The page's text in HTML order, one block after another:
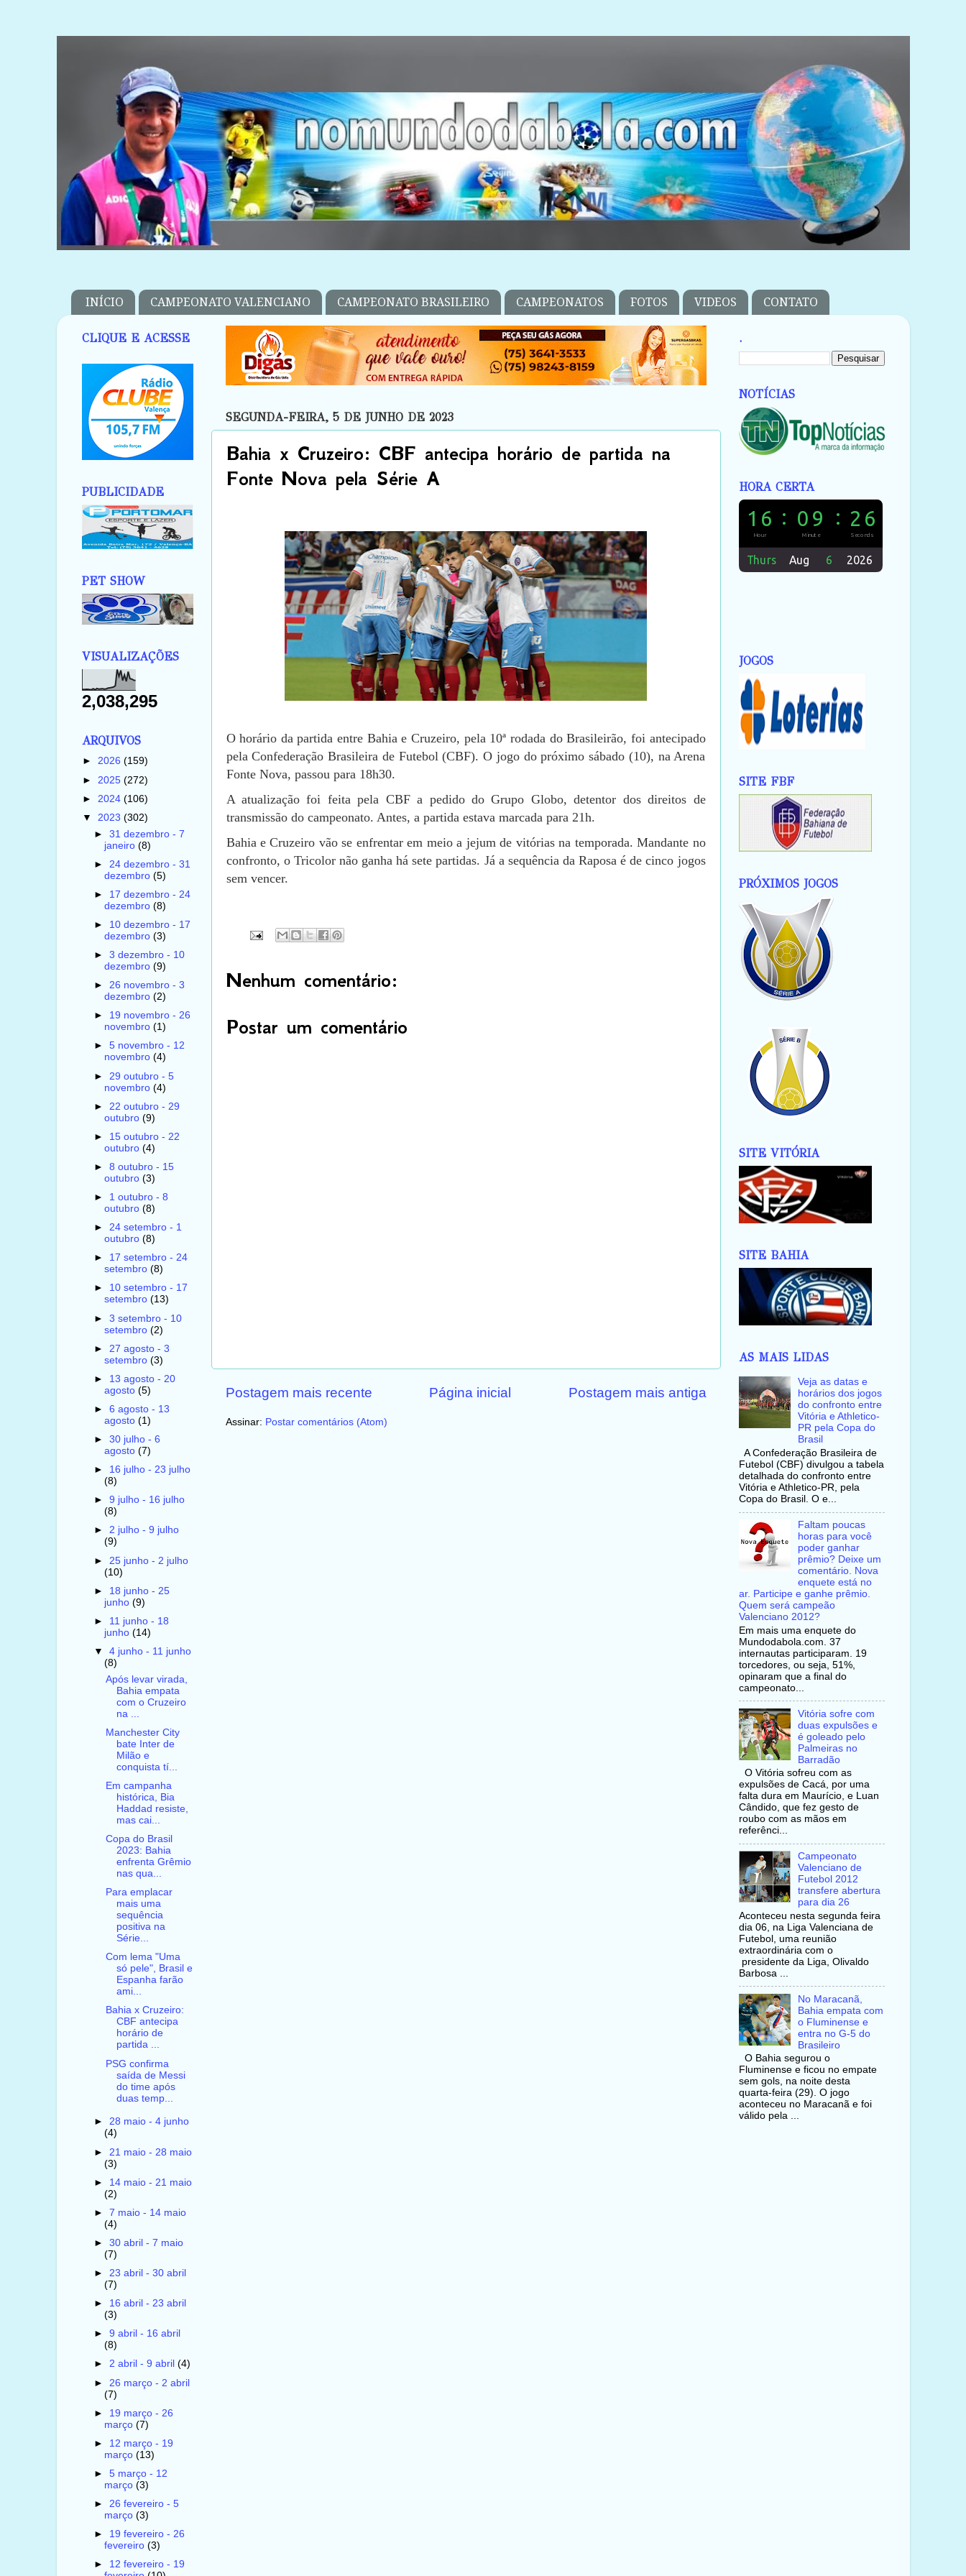
INÍCIO CAMPEONATO VALENCIANO CAMPEONATO BRASILEIRO CAMPEONATOS FOTOS VIDEOS CONTATO
SEGUNDA-FEIRA, 5 DE JUNHO DE 2023
Bahia x Cruzeiro: CBF antecipa horário de partida na
Fonte Nova pela Série A
O horário da partida entre Bahia e Cruzeiro, pela 10ª rodada do Brasileirão, foi antecipado
pela Confederação Brasileira de Futebol (CBF). O jogo do próximo sábado (10), na Arena
Fonte Nova, passou para 18h30.
A atualização foi feita pela CBF a pedido do Grupo Globo, detentor dos direitos de
transmissão do campeonato. Antes, a partida estava marcada para 21h.
Bahia e Cruzeiro vão se enfrentar em meio a jejum de vitórias na temporada. Mandante no
confronto, o Tricolor não ganha há sete partidas. Já a sequência da Raposa é de cinco jogos
sem vencer.
Nenhum comentário:
Postar um comentário
Postagem mais recente Postagem mais antiga
Página inicial
Assinar: Postar comentários (Atom)
CLIQUE E ACESSE
PUBLICIDADE
PET SHOW
VISUALIZAÇÕES
2,038,295
ARQUIVOS
► 2026 (159)
► 2025 (272)
► 2024 (106)
▼ 2023 (302)
► 31 dezembro - 7
janeiro (8)
► 24 dezembro - 31
dezembro (5)
► 17 dezembro - 24
dezembro (8)
► 10 dezembro - 17
dezembro (3)
► 3 dezembro - 10
dezembro (9)
► 26 novembro - 3
dezembro (2)
► 19 novembro - 26
novembro (1)
► 5 novembro - 12
novembro (4)
► 29 outubro - 5
novembro (4)
► 22 outubro - 29
outubro (9)
► 15 outubro - 22
outubro (4)
► 8 outubro - 15
outubro (3)
► 1 outubro - 8
outubro (8)
► 24 setembro - 1
outubro (8)
► 17 setembro - 24
setembro (8)
► 10 setembro - 17
setembro (13)
► 3 setembro - 10
setembro (2)
► 27 agosto - 3
setembro (3)
► 13 agosto - 20
agosto (5)
► 6 agosto - 13
agosto (1)
► 30 julho - 6
agosto (7)
► 16 julho - 23 julho
(8)
► 9 julho - 16 julho
(8)
► 2 julho - 9 julho
(9)
► 25 junho - 2 julho
(10)
► 18 junho - 25
junho (9)
► 11 junho - 18
junho (14)
▼ 4 junho - 11 junho
(8)
Após levar virada,
Bahia empata
com o Cruzeiro
na ...
Manchester City
bate Inter de
Milão e
conquista tí...
Em campanha
histórica, Bia
Haddad resiste,
mas cai...
Copa do Brasil
2023: Bahia
enfrenta Grêmio
nas qua...
Para emplacar
mais uma
sequência
positiva na
Série...
Com lema "Uma
só pele", Brasil e
Espanha farão
ami...
Bahia x Cruzeiro:
CBF antecipa
horário de
partida ...
PSG confirma
saída de Messi
do time após
duas temp...
► 28 maio - 4 junho
(4)
► 21 maio - 28 maio
(3)
► 14 maio - 21 maio
(2)
► 7 maio - 14 maio
(4)
► 30 abril - 7 maio
(7)
► 23 abril - 30 abril
(7)
► 16 abril - 23 abril
(3)
► 9 abril - 16 abril
(8)
► 2 abril - 9 abril (4)
► 26 março - 2 abril
(7)
► 19 março - 26
março (7)
► 12 março - 19
março (13)
► 5 março - 12
março (3)
► 26 fevereiro - 5
março (3)
► 19 fevereiro - 26
fevereiro (3)
► 12 fevereiro - 19
.
NOTÍCIAS
HORA CERTA
JOGOS
SITE FBF
PRÓXIMOS JOGOS
SITE VITÓRIA
SITE BAHIA
AS MAIS LIDAS
Veja as datas e
horários dos jogos
do confronto entre
Vitória e Athletico-
PR pela Copa do
Brasil
A Confederação Brasileira de
Futebol (CBF) divulgou a tabela
detalhada do confronto entre
Vitória e Athletico-PR, pela
Copa do Brasil. O e...
Faltam poucas
horas para você
poder ganhar
prêmio? Deixe um
comentário. Nova
enquete está no
ar. Participe e ganhe prêmio.
Quem será campeão
Valenciano 2012?
Em mais uma enquete do
Mundodabola.com. 37
internautas participaram. 19
torcedores, ou seja, 51%,
opinaram que a final do
campeonato...
Vitória sofre com
duas expulsões e
é goleado pelo
Palmeiras no
Barradão
O Vitória sofreu com as
expulsões de Cacá, por uma
falta dura em Maurício, e Luan
Cândido, que fez gesto de
roubo com as mãos em
referênci...
Campeonato
Valenciano de
Futebol 2012
transfere abertura
para dia 26
Aconteceu nesta segunda feira
dia 06, na Liga Valenciana de
Futebol, uma reunião
extraordinária com o
presidente da Liga, Olivaldo
Barbosa ...
No Maracanã,
Bahia empata com
o Fluminense e
entra no G-5 do
Brasileiro
O Bahia segurou o
Fluminense e ficou no empate
sem gols, na noite desta
quarta-feira (29). O jogo
aconteceu no Maracanã e foi
válido pela ...